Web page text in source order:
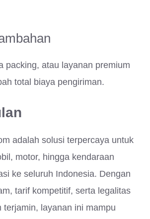
packing, atau layanan premium
total biaya pengiriman.
adalah solusi terpercaya untuk
motor, hingga kendaraan
ke seluruh Indonesia. Dengan
tarif kompetitif, serta legalitas
terjamin, layanan ini mampu